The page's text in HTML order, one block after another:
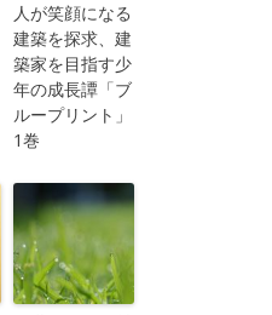
人が笑顔になる
建築を探求、建
築家を目指す少
年の成長譚「ブ
ループリント」
1巻